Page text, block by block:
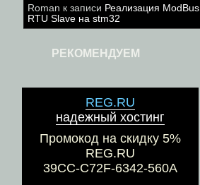
Roman к записи Реализация ModBus
RTU Slave на stm32
РЕКОМЕНДУЕМ
REG.RU
надежный хостинг
Промокод на скидку 5%
REG.RU
39CC-C72F-6342-560A